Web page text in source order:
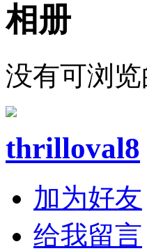
相册
没有可浏
thrilloval8
加为好友
给我留言